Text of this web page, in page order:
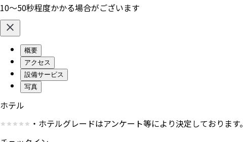
10〜50秒程度かかる場合がございます
概要
アクセス
設備サービス
写真
ホテル
・ホテルグレードはアンケート等により決定しております。